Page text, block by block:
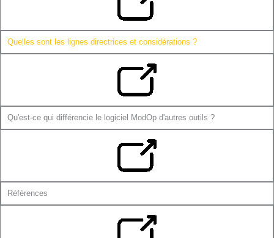
Quelles sont les lignes directrices et considérations ?
Qu'est-ce qui différencie le logiciel ModOp d'autres outils ?
Références